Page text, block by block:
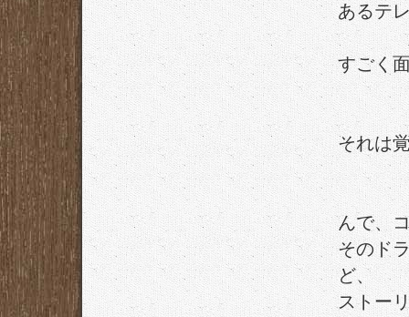
あるテ
すごく
それは
んで、
そのド
ど、
ストー